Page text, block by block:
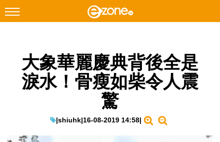
Facebook Instagram
科技焦點
教學評測
大象華麗慶典背後全是
淚水！骨瘦如柴令人震
驚
|shiuhk|16-08-2019 14:58|